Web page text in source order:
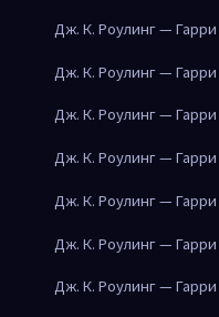
Дж. К. Роулинг —
Дж. К. Роулинг —
Дж. К. Роулинг —
Дж. К. Роулинг —
Дж. К. Роулинг —
Дж. К. Роулинг —
Дж. К. Роулинг —